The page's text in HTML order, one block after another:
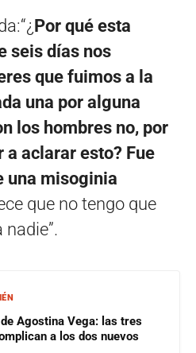
Por qué esta
seis días nos
que fuimos a la
una por alguna
los hombres no, por
a aclarar esto? Fue
una misoginia
que no tengo que
Agostina Vega: las tres
a los dos nuevos